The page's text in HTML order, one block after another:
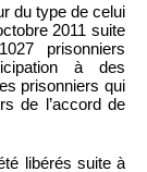
du type de celui
2011 suite
prisonniers
à des
prisonniers qui
de l’accord de
libérés suite à